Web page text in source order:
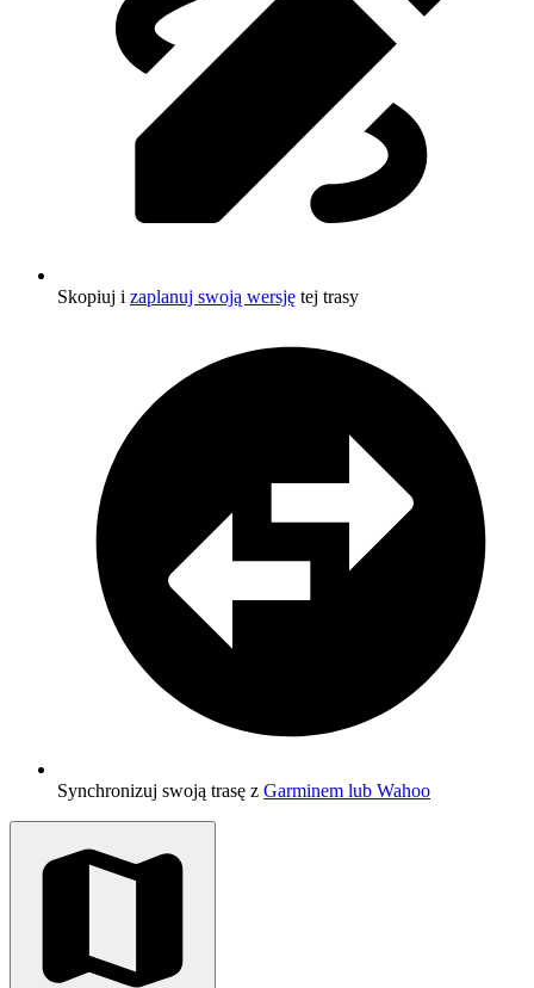
Skopiuj i zaplanuj swoją wersję tej trasy
Synchronizuj swoją trasę z Garminem lub Wahoo